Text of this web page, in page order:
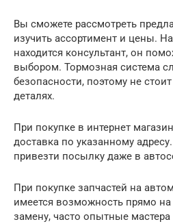
Вы сможете рассмотреть
изучить ассортимент и цены.
находится консультант, он
выбором. Тормозная система
безопасности, поэтому не
деталях.
При покупке в интернет
доставка по указанному
привезти посылку даже в
При покупке запчастей на
имеется возможность прямо на
замену, часто опытные